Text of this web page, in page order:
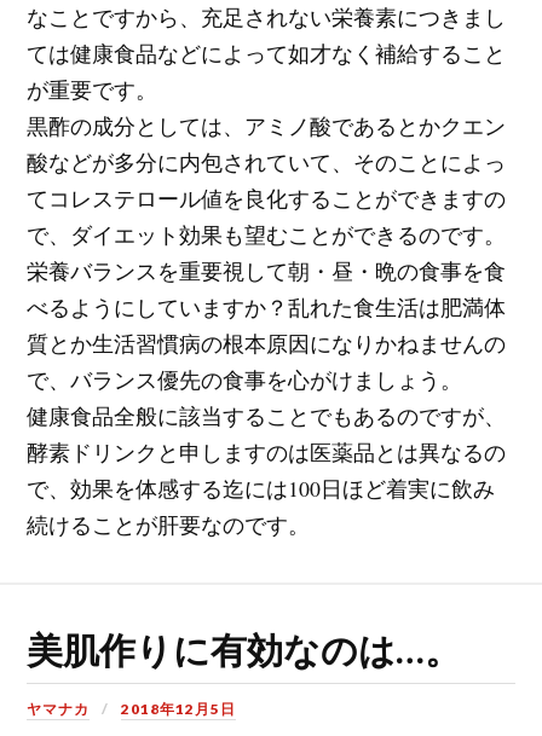
なことですから、充足されない栄養素につきまし
ては健康食品などによって如才なく補給すること
が重要です。
黒酢の成分としては、アミノ酸であるとかクエン
酸などが多分に内包されていて、そのことによっ
てコレステロール値を良化することができますの
で、ダイエット効果も望むことができるのです。
栄養バランスを重要視して朝・昼・晩の食事を食
べるようにしていますか？乱れた食生活は肥満体
質とか生活習慣病の根本原因になりかねませんの
で、バランス優先の食事を心がけましょう。
健康食品全般に該当することでもあるのですが、
酵素ドリンクと申しますのは医薬品とは異なるの
で、効果を体感する迄には100日ほど着実に飲み
続けることが肝要なのです。
美肌作りに有効なのは…。
ヤマナカ 2018年12月5日